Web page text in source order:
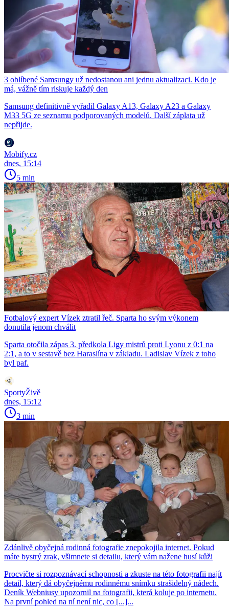
3 oblíbené Samsungy už nedostanou ani jednu aktualizaci. Kdo je
má, vážně tím riskuje každý den
Samsung definitivně vyřadil Galaxy A13, Galaxy A23 a Galaxy
M33 5G ze seznamu podporovaných modelů. Další záplata už
nepřijde.
Mobify.cz
dnes, 15:14
5 min
Fotbalový expert Vízek ztratil řeč. Sparta ho svým výkonem
donutila jenom chválit
Sparta otočila zápas 3. předkola Ligy mistrů proti Lyonu z 0:1 na
2:1, a to v sestavě bez Haraslína v základu. Ladislav Vízek z toho
byl paf.
SportyŽivě
dnes, 15:12
3 min
Zdánlivě obyčejná rodinná fotografie znepokojila internet. Pokud
máte bystrý zrak, všimnete si detailu, který vám nažene husí kůži
Procvičte si rozpoznávací schopnosti a zkuste na této fotografii najít
detail, který dá obyčejnému rodinnému snímku strašidelný nádech.
Deník Webniusy upozornil na fotografii, která koluje po internetu.
Na první pohled na ní není nic, co [...]...